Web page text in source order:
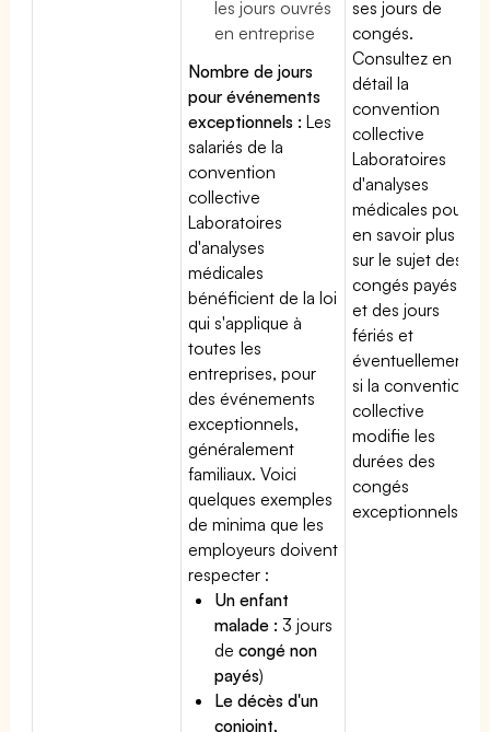
les jours ouvrés
en entreprise
Nombre de jours
pour événements
exceptionnels : Les
salariés de la
convention
collective
Laboratoires
d'analyses
médicales
bénéficient de la loi
qui s'applique à
toutes les
entreprises, pour
des événements
exceptionnels,
généralement
familiaux. Voici
quelques exemples
de minima que les
employeurs doivent
respecter :
Un enfant
malade : 3 jours
decongé non
payés)
Le décès d'un
conjoint,
ses jours de
congés.
Consultez en
détail la
convention
collective
Laboratoires
d'analyses
médicales pour
en savoir plus
sur le sujet des
congés payés
et des jours
fériés et
éventuellement
si la convention
collective
modifie les
durées des
congés
exceptionnels.